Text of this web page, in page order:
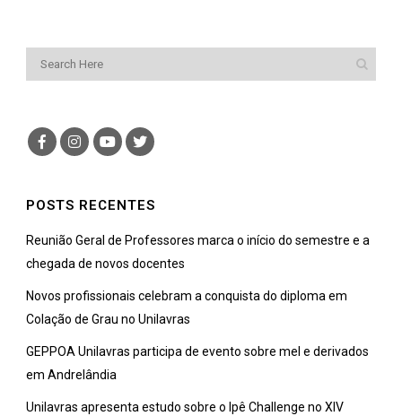
POSTS RECENTES
Reunião Geral de Professores marca o início do semestre e a
chegada de novos docentes
Novos profissionais celebram a conquista do diploma em
Colação de Grau no Unilavras
GEPPOA Unilavras participa de evento sobre mel e derivados
em Andrelândia
Unilavras apresenta estudo sobre o Ipê Challenge no XIV